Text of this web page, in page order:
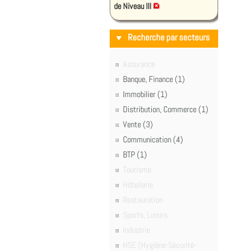
de Niveau III
Recherche par secteurs
Assurance
Banque, Finance (1)
Immobilier (1)
Distribution, Commerce (1)
Vente (3)
Communication (4)
BTP (1)
Tourisme
Hôtellerie
Restauration
Sports, Loisirs
Industrie
HSE (Hygiène-Sécurité-